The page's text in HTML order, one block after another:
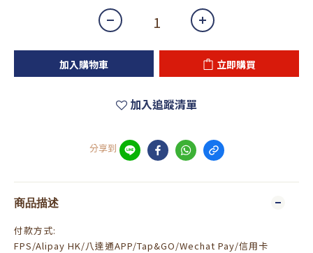
加入購物車 立即購買
加入追蹤清單
分享到
商品描述
付款方式:
FPS/Alipay HK/八達通APP/Tap&GO/Wechat Pay/信用卡